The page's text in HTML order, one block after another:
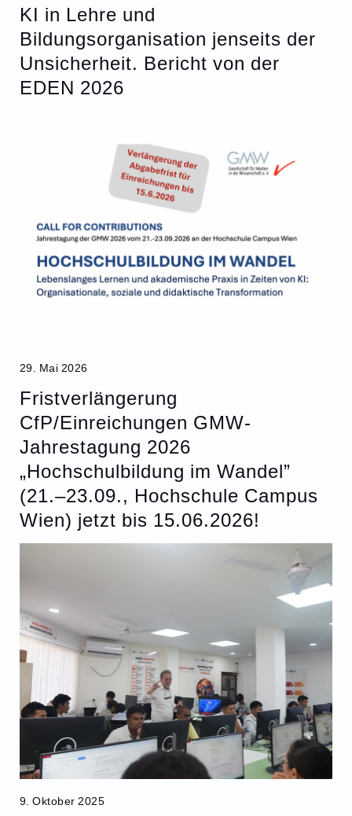
KI in Lehre und
Bildungsorganisation jenseits der
Unsicherheit. Bericht von der
EDEN 2026
29. Mai 2026
Fristverlängerung
CfP/Einreichungen GMW-
Jahrestagung 2026
„Hochschulbildung im Wandel”
(21.–23.09., Hochschule Campus
Wien) jetzt bis 15.06.2026!
9. Oktober 2025